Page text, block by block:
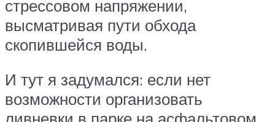
стрессовом напряжении,
высматривая пути обхода
скопившейся воды.
И тут я задумался: если нет
возможности организовать